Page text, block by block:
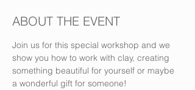
ABOUT THE EVENT
Join us for this special workshop and we
show you how to work with clay, creating
something beautiful for yourself or maybe
a wonderful gift for someone!